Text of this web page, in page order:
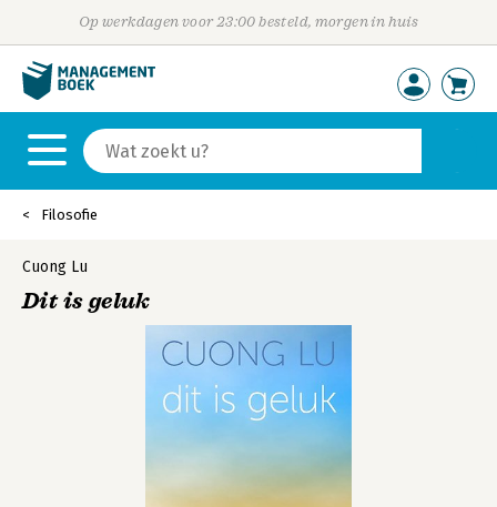
Op werkdagen voor 23:00 besteld, morgen in huis
Filosofie
Cuong Lu
Dit is geluk